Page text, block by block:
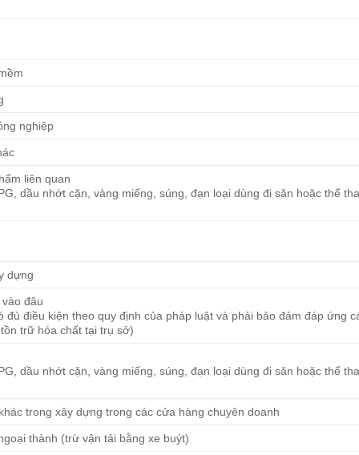
nghiệp
liên quan
dầu nhớt cặn, vàng miếng, súng, đạn loại dùng đi săn hoặc thể
dựng
đâu
điều kiện theo quy định của pháp luật và phải bảo đảm đáp ứng
trữ hóa chất tại trụ sở)
dầu nhớt cặn, vàng miếng, súng, đạn loại dùng đi săn hoặc thể
trong xây dựng trong các cửa hàng chuyên doanh
thành (trừ vận tải bằng xe buýt)